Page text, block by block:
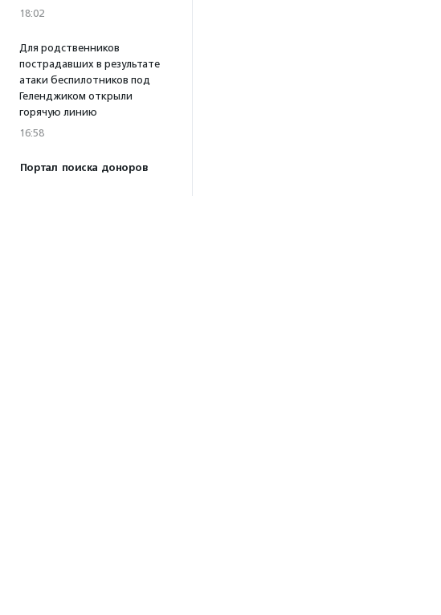
18:02
Для родственников
пострадавших в результате
атаки беспилотников под
Геленджиком открыли
горячую линию
16:58
Портал поиска доноров